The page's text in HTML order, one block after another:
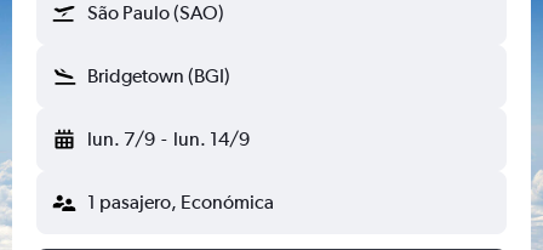
São Paulo (SAO)
Bridgetown (BGI)
lun. 7/9 - lun. 14/9
1 pasajero, Económica